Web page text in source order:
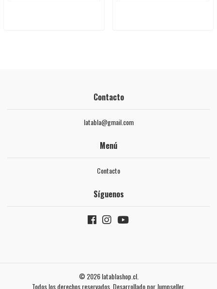
Contacto
latabla@gmail.com
Menú
Contacto
Síguenos
© 2026 latablashop.cl.
Todos los derechos reservados. Desarrollado por Jumpseller.